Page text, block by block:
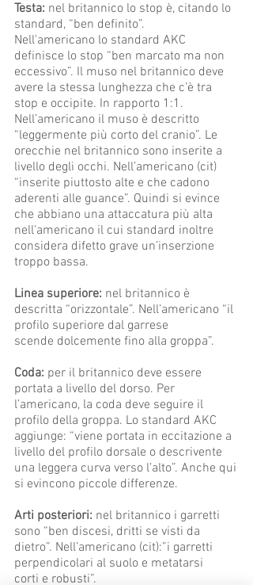
Testa: nel britannico lo stop è, citando lo
standard, “ben definito”.
Nell'americano lo standard AKC
definisce lo stop “ben marcato ma non
eccessivo”. Il muso nel britannico deve
avere la stessa lunghezza che c’è tra
stop e occipite. In rapporto 1:1.
Nell’americano il muso è descritto
“leggermente più corto del cranio”. Le
orecchie nel britannico sono inserite a
livello degli occhi. Nell’americano (cit)
“inserite piuttosto alte e che cadono
aderenti alle guance”. Quindi si evince
che abbiano una attaccatura più alta
nell’americano il cui standard inoltre
considera difetto grave un’inserzione
troppo bassa.
Linea superiore: nel britannico è
descritta “orizzontale”. Nell’americano “il
profilo superiore dal garrese
scende dolcemente fino alla groppa”.
Coda: per il britannico deve essere
portata a livello del dorso. Per
l’americano, la coda deve seguire il
profilo della groppa. Lo standard AKC
aggiunge: “viene portata in eccitazione a
livello del profilo dorsale o descrivente
una leggera curva verso l’alto”. Anche qui
si evincono piccole differenze.
Arti posteriori: nel britannico i garretti
sono “ben discesi, dritti se visti da
dietro”. Nell’americano (cit):”i garretti
perpendicolari al suolo e metatarsi
corti e robusti”.